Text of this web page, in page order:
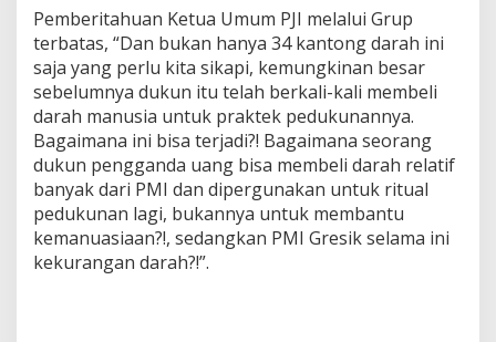
Pemberitahuan Ketua Umum PJI melalui Grup
terbatas, “Dan bukan hanya 34 kantong darah ini
saja yang perlu kita sikapi, kemungkinan besar
sebelumnya dukun itu telah berkali-kali membeli
darah manusia untuk praktek pedukunannya.
Bagaimana ini bisa terjadi?! Bagaimana seorang
dukun pengganda uang bisa membeli darah relatif
banyak dari PMI dan dipergunakan untuk ritual
pedukunan lagi, bukannya untuk membantu
kemanuasiaan?!, sedangkan PMI Gresik selama ini
kekurangan darah?!”.